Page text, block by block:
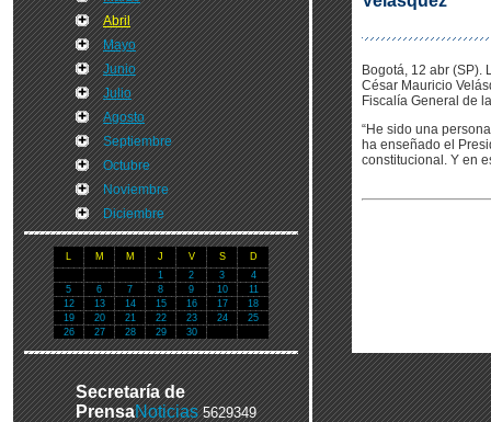
Abril
Mayo
Junio
Julio
Agosto
Septiembre
Octubre
Noviembre
Diciembre
L M M J V S
D
1
2 3
4
5
6 7 8 9 10
11
12
13 14 15 16 17
18
19
20 21 22 23 24
25
26
27 28 29 30
Secretaría de
PrensaNoticias 5629349
Bogotá, 12 abr
César Mauricio
Fiscalía General de
“He sido una
ha enseñado el
constitucional. Y en